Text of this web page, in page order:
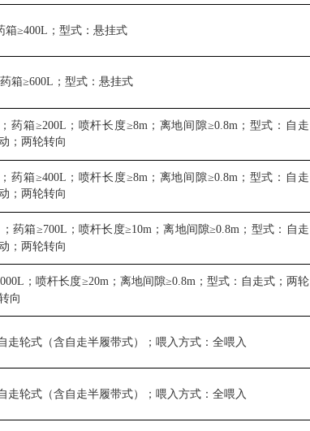
箱≥400L ；型式：悬挂式
药箱≥600L ；型式：悬挂式
药箱≥200L ；喷杆长度≥8m；离地间隙≥0.8m；型式：自走
；两轮转向
药箱≥400L ；喷杆长度≥8m；离地间隙≥0.8m；型式：自走
；两轮转向
药箱≥700L ；喷杆长度≥10m ；离地间隙≥0.8m ；型式：自走
；两轮转向
；喷杆长度≥20m；离地间隙≥0.8m；型式：自走式；两轮
向
走轮式（含自走半履带式）；喂入方式：全喂入
走轮式（含自走半履带式）；喂入方式：全喂入